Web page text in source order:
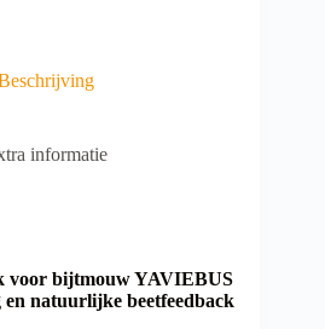
informatie
voor bijtmouw YAVIEBUS
en natuurlijke beetfeedback